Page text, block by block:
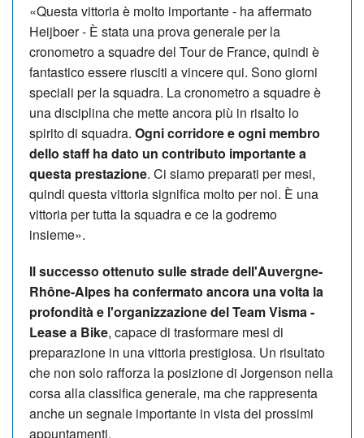
«Questa vittoria è molto importante - ha affermato
Heijboer - È stata una prova generale per la
cronometro a squadre del Tour de France, quindi è
fantastico essere riusciti a vincere qui. Sono giorni
speciali per la squadra. La cronometro a squadre è
una disciplina che mette ancora più in risalto lo
spirito di squadra. Ogni corridore e ogni membro
dello staff ha dato un contributo importante a
questa prestazione. Ci siamo preparati per mesi,
quindi questa vittoria significa molto per noi. È una
vittoria per tutta la squadra e ce la godremo
insieme».
Il successo ottenuto sulle strade dell'Auvergne-
Rhône-Alpes ha confermato ancora una volta la
profondità e l'organizzazione del Team Visma -
Lease a Bike, capace di trasformare mesi di
preparazione in una vittoria prestigiosa. Un risultato
che non solo rafforza la posizione di Jorgenson nella
corsa alla classifica generale, ma che rappresenta
anche un segnale importante in vista dei prossimi
appuntamenti.